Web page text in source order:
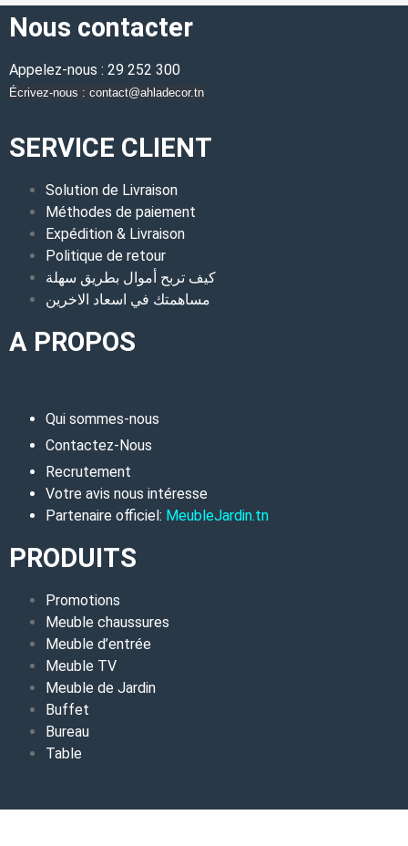
Nous contacter
Appelez-nous : 29 252 300
Écrivez-nous : contact@ahladecor.tn
SERVICE CLIENT
Solution de Livraison
Méthodes de paiement
Expédition & Livraison
Politique de retour
كيف تربح أموال بطريق سهلة
مساهمتك في اسعاد الاخرين
A PROPOS
Qui sommes-nous
Contactez-Nous
Recrutement
Votre avis nous intéresse
Partenaire officiel: MeubleJardin.tn
PRODUITS
Promotions
Meuble chaussures
Meuble d’entrée
Meuble TV
Meuble de Jardin
Buffet
Bureau
Table